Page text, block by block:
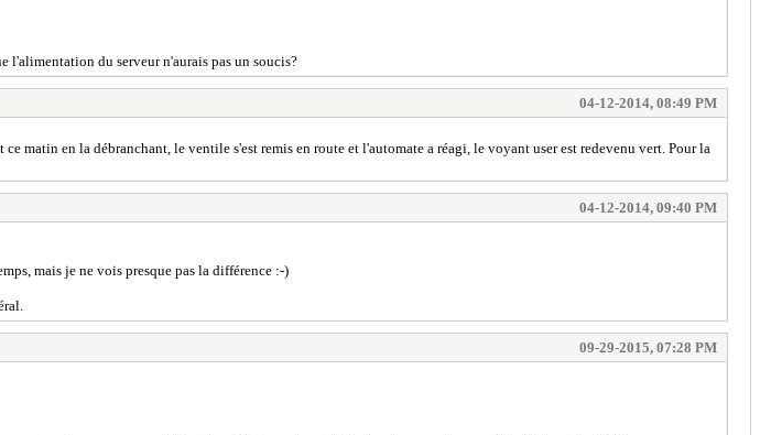
l'alimentation du serveur n'aurais pas un soucis?
04-12-2014, 08:49 PM
matin en la débranchant, le ventile s'est remis en route et l'automate a réagi, le voyant user est redevenu vert. Pour la
04-12-2014, 09:40 PM
mais je ne vois presque pas la différence :-)
09-29-2015, 07:28 PM